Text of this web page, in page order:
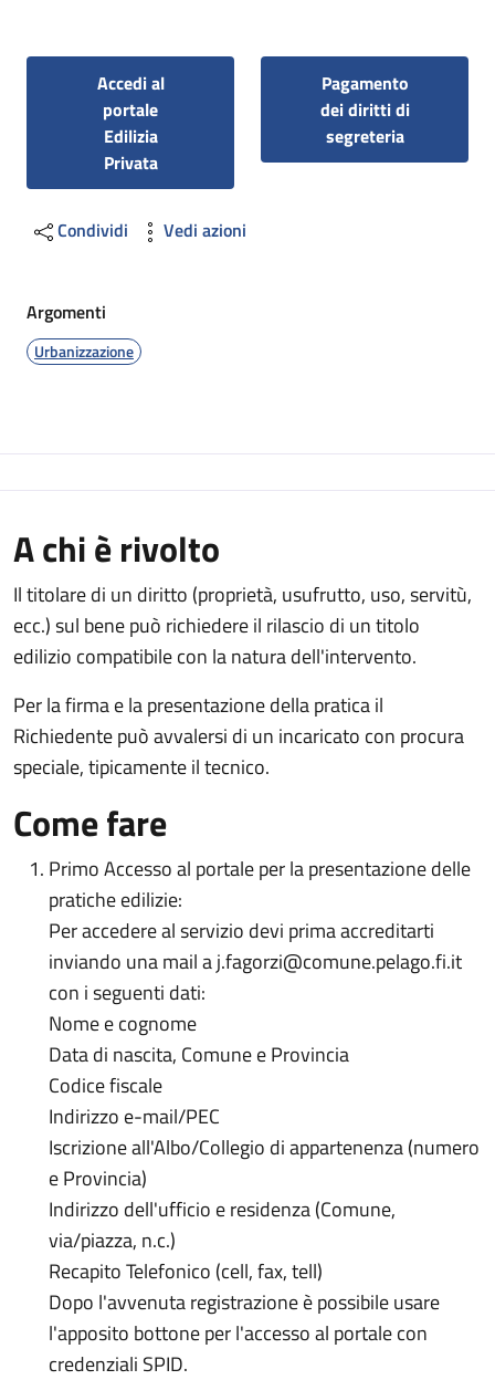
Accedi al
portale
Edilizia
Privata
Pagamento
dei diritti di
segreteria
Condividi Vedi azioni
Argomenti
Urbanizzazione
A chi è rivolto
Il titolare di un diritto (proprietà, usufrutto, uso, servitù,
ecc.) sul bene può richiedere il rilascio di un titolo
edilizio compatibile con la natura dell'intervento.
Per la firma e la presentazione della pratica il
Richiedente può avvalersi di un incaricato con procura
speciale, tipicamente il tecnico.
Come fare
Primo Accesso al portale per la presentazione delle
pratiche edilizie:
Per accedere al servizio devi prima accreditarti
inviando una mail a j.fagorzi@comune.pelago.fi.it
con i seguenti dati:
Nome e cognome
Data di nascita, Comune e Provincia
Codice fiscale
Indirizzo e-mail/PEC
Iscrizione all'Albo/Collegio di appartenenza (numero
e Provincia)
Indirizzo dell'ufficio e residenza (Comune,
via/piazza, n.c.)
Recapito Telefonico (cell, fax, tell)
Dopo l'avvenuta registrazione è possibile usare
l'apposito bottone per l'accesso al portale con
credenziali SPID.